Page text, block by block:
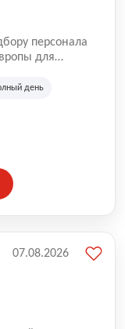
персонала
для
день
07.08.2026